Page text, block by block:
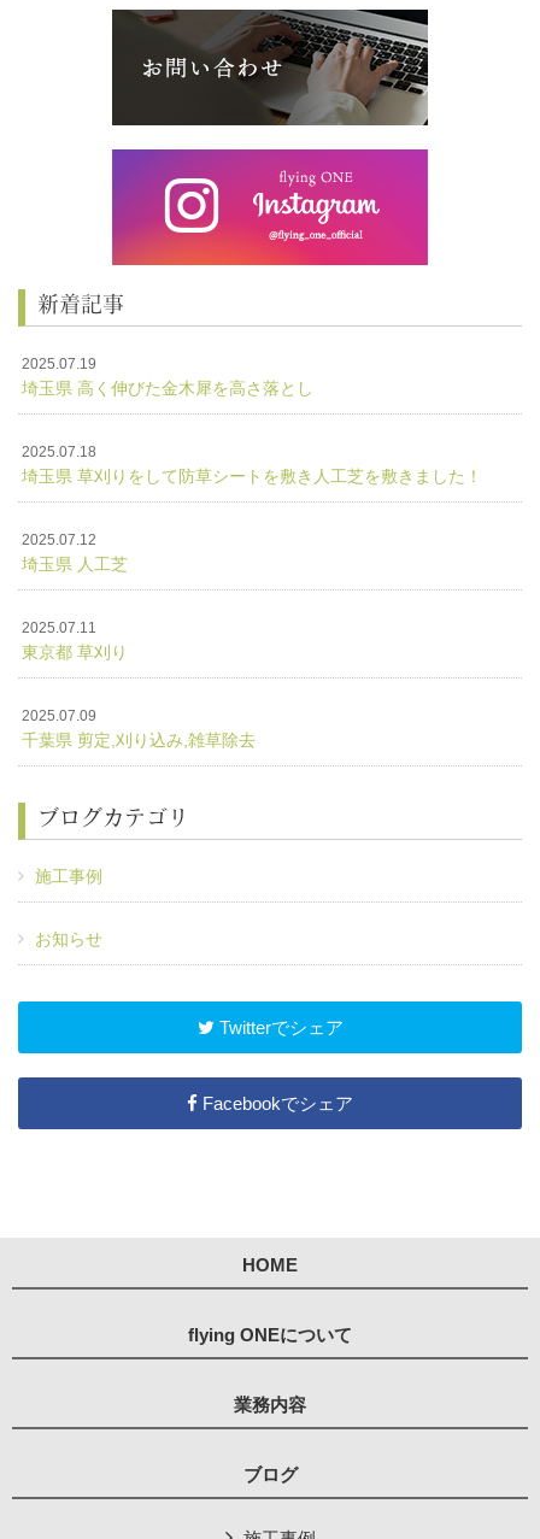
新着記事
2025.07.19
埼玉県 高く伸びた金木犀を高さ落とし
2025.07.18
埼玉県 草刈りをして防草シートを敷き人工芝を敷きました！
2025.07.12
埼玉県 人工芝
2025.07.11
東京都 草刈り
2025.07.09
千葉県 剪定,刈り込み,雑草除去
ブログカテゴリ
施工事例
お知らせ
Twitterでシェア
Facebookでシェア
HOME
flying ONEについて
業務内容
ブログ